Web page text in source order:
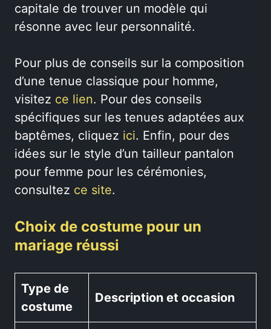
capitale de trouver un modèle qui
résonne avec leur personnalité.
Pour plus de conseils sur la composition
d’une tenue classique pour homme,
visitez ce lien. Pour des conseils
spécifiques sur les tenues adaptées aux
baptêmes, cliquez ici. Enfin, pour des
idées sur le style d’un tailleur pantalon
pour femme pour les cérémonies,
consultez ce site.
Choix de costume pour un
mariage réussi
Type de
costume
Description et occasion